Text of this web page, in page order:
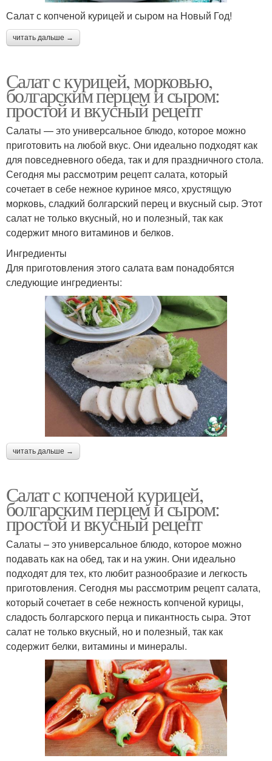
Салат с копченой курицей и сыром на Новый Год!
читать дальше →
Салат с курицей, морковью,
болгарским перцем и сыром:
простой и вкусный рецепт
Салаты — это универсальное блюдо, которое можно
приготовить на любой вкус. Они идеально подходят как
для повседневного обеда, так и для праздничного стола.
Сегодня мы рассмотрим рецепт салата, который
сочетает в себе нежное куриное мясо, хрустящую
морковь, сладкий болгарский перец и вкусный сыр. Этот
салат не только вкусный, но и полезный, так как
содержит много витаминов и белков.
Ингредиенты
Для приготовления этого салата вам понадобятся
следующие ингредиенты:
читать дальше →
Салат с копченой курицей,
болгарским перцем и сыром:
простой и вкусный рецепт
Салаты – это универсальное блюдо, которое можно
подавать как на обед, так и на ужин. Они идеально
подходят для тех, кто любит разнообразие и легкость
приготовления. Сегодня мы рассмотрим рецепт салата,
который сочетает в себе нежность копченой курицы,
сладость болгарского перца и пикантность сыра. Этот
салат не только вкусный, но и полезный, так как
содержит белки, витамины и минералы.